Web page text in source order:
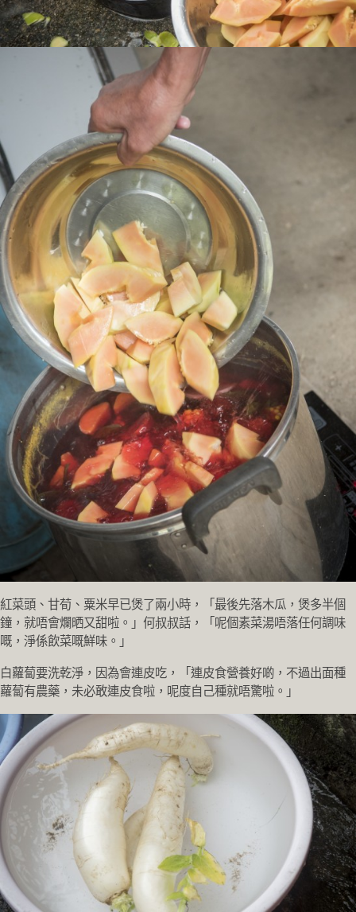
紅菜頭、甘荀、粟米早已煲了兩小時，「最後先落木瓜，煲多半個
鐘，就唔會爛晒又甜啦。」何叔叔話，「呢個素菜湯唔落任何調味
嘅，淨係飲菜嘅鮮味。」
白蘿蔔要洗乾淨，因為會連皮吃，「連皮食營養好啲，不過出面種
蘿蔔有農藥，未必敢連皮食啦，呢度自己種就唔驚啦。」